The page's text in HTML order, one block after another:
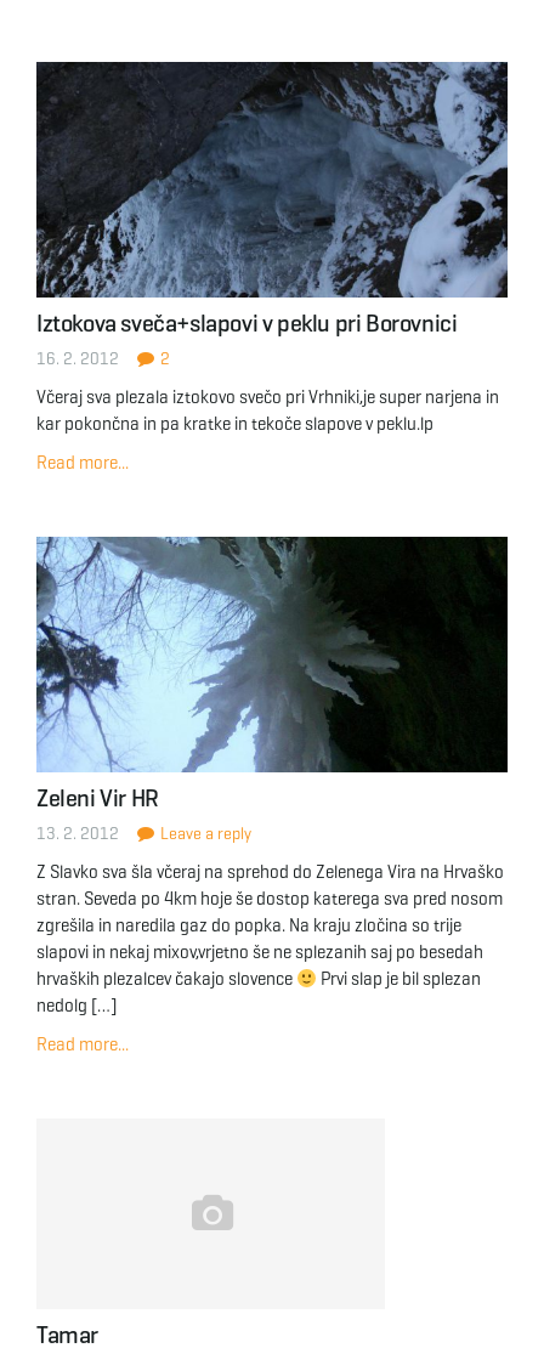
Iztokova sveča+slapovi v peklu pri Borovnici
16. 2. 2012 2
Včeraj sva plezala iztokovo svečo pri Vrhniki,je super narjena in
kar pokončna in pa kratke in tekoče slapove v peklu.lp
Read more...
Zeleni Vir HR
13. 2. 2012 Leave a reply
Z Slavko sva šla včeraj na sprehod do Zelenega Vira na Hrvaško
stran. Seveda po 4km hoje še dostop katerega sva pred nosom
zgrešila in naredila gaz do popka. Na kraju zločina so trije
slapovi in nekaj mixov,vrjetno še ne splezanih saj po besedah
hrvaških plezalcev čakajo slovence
Prvi slap je bil splezan
nedolg […]
Read more...
Tamar